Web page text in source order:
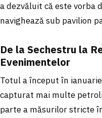
a dezvăluit că este vorba
navighează sub pavilion
De la Sechestru la
Evenimentelor
Totul a început în
capturat mai multe
parte a măsurilor stricte